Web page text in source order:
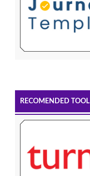
RECOMENDED TOOL